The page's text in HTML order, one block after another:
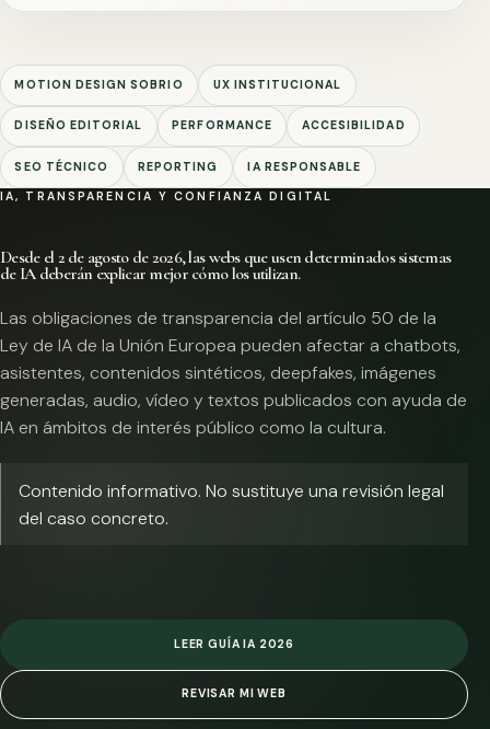
MOTION DESIGN SOBRIO UX INSTITUCIONAL
DISEÑO EDITORIAL PERFORMANCE ACCESIBILIDAD
SEO TÉCNICO REPORTING IA RESPONSABLE
IA, TRANSPARENCIA Y CONFIANZA DIGITAL
Desde el 2 de agosto de 2026, las webs que usen determinados sistemas
de IA deberán explicar mejor cómo los utilizan.
Las obligaciones de transparencia del artículo 50 de la
Ley de IA de la Unión Europea pueden afectar a chatbots,
asistentes, contenidos sintéticos, deepfakes, imágenes
generadas, audio, vídeo y textos publicados con ayuda de
IA en ámbitos de interés público como la cultura.
Contenido informativo. No sustituye una revisión legal
del caso concreto.
LEER GUÍA IA 2026
REVISAR MI WEB